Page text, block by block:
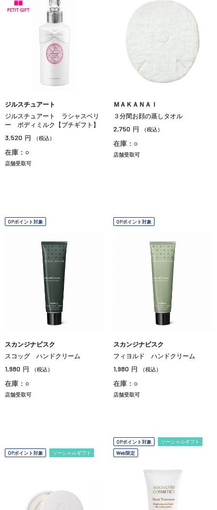
ジルスチュアート
ジルスチュアート ラシャスベリ
ー ボディミルク【プチギフト】
3,520 円 （税込）
在庫：○
店舗受取可
ＭＡＫＡＮＡＩ
３分間お顔の蒸しタオル
2,750 円 （税込）
在庫：○
店舗受取可
OPポイント対象
スカンジナビスク
スコッグ ハンドクリーム
1,980 円 （税込）
在庫：○
店舗受取可
OPポイント対象
スカンジナビスク
フィヨルド ハンドクリーム
1,980 円 （税込）
在庫：○
店舗受取可
OPポイント対象 ソーシャルギフト
OPポイント対象
ソーシャルギフト
Web限定